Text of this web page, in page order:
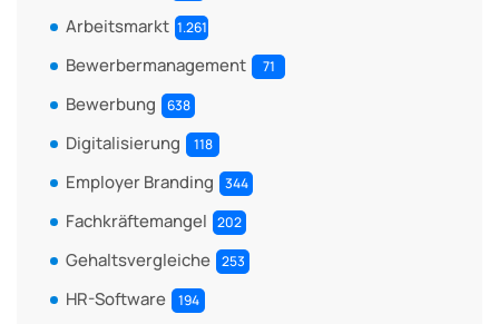
Arbeitsmarkt 1.261
Bewerbermanagement 71
Bewerbung 638
Digitalisierung 118
Employer Branding 344
Fachkräftemangel 202
Gehaltsvergleiche 253
HR-Software 194